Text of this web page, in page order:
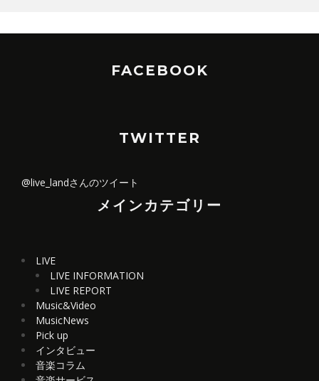
FACEBOOK
TWITTER
@live_landさんのツイート
メインカテゴリー
LIVE
LIVE INFORMATION
LIVE REPORT
Music&Video
MusicNews
Pick up
インタビュー
音楽コラム